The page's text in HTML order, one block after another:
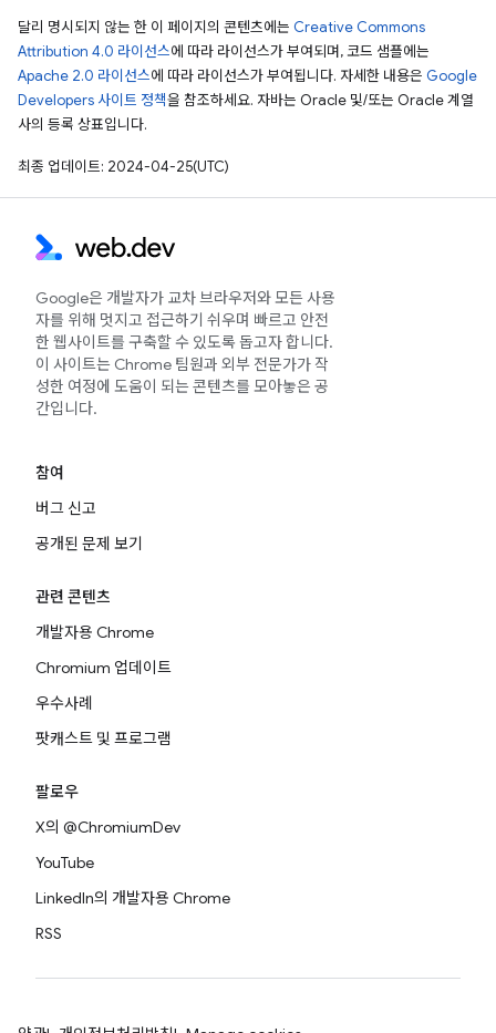
달리 명시되지 않는 한 이 페이지의 콘텐츠에는 Creative Commons
Attribution 4.0 라이선스에 따라 라이선스가 부여되며, 코드 샘플에는
Apache 2.0 라이선스에 따라 라이선스가 부여됩니다. 자세한 내용은 Google
Developers 사이트 정책을 참조하세요. 자바는 Oracle 및/또는 Oracle 계열
사의 등록 상표입니다.
최종 업데이트: 2024-04-25(UTC)
Google은 개발자가 교차 브라우저와 모든 사용
자를 위해 멋지고 접근하기 쉬우며 빠르고 안전
한 웹사이트를 구축할 수 있도록 돕고자 합니다.
이 사이트는 Chrome 팀원과 외부 전문가가 작
성한 여정에 도움이 되는 콘텐츠를 모아놓은 공
간입니다.
참여
버그 신고
공개된 문제 보기
관련 콘텐츠
개발자용 Chrome
Chromium 업데이트
우수사례
팟캐스트 및 프로그램
팔로우
X의 @ChromiumDev
YouTube
LinkedIn의 개발자용 Chrome
RSS